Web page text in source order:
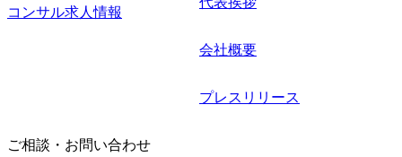
コンサル求人情報
会社概要
プレスリリース
ご相談・お問い合わせ